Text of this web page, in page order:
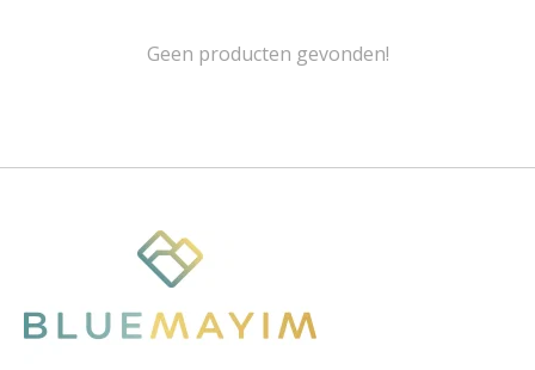
Geen producten gevonden!